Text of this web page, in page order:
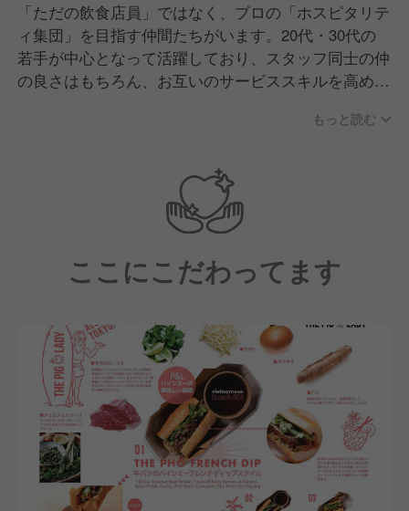
「ただの飲食店員」ではなく、プロの「ホスピタリテ
ィ集団」を目指す仲間たちがいます。20代・30代の
若手が中心となって活躍しており、スタッフ同士の仲
の良さはもちろん、お互いのサービススキルを高め合
バーも多く、多様性を尊重する「Ohana（家族）」の
もっと読む
ここにこだわってます